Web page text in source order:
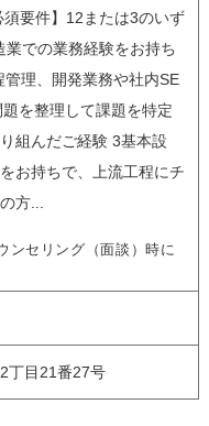
要件】12または3のいず
での業務経験をお持ち
理、開発業務や社内SE
を整理して課題を特定
組んだご経験 3基本設
お持ちで、上流工程にチ
方...
ンセリング（面談）時に
丁目21番27号